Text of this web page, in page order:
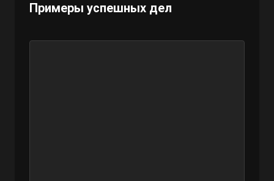
Примеры успешных дел